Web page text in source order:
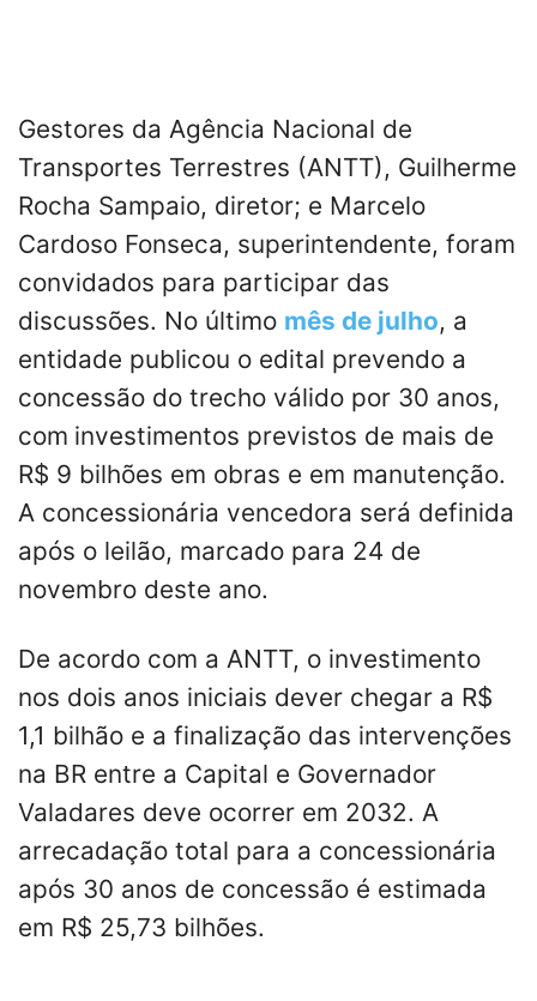
Gestores da Agência Nacional de
Transportes Terrestres (ANTT), Guilherme
Rocha Sampaio, diretor; e Marcelo
Cardoso Fonseca, superintendente, foram
convidados para participar das
discussões. No último mês de julho, a
entidade publicou o edital prevendo a
concessão do trecho válido por 30 anos,
com investimentos previstos de mais de
R$ 9 bilhões em obras e em manutenção.
A concessionária vencedora será definida
após o leilão, marcado para 24 de
novembro deste ano.
De acordo com a ANTT, o investimento
nos dois anos iniciais dever chegar a R$
1,1 bilhão e a finalização das intervenções
na BR entre a Capital e Governador
Valadares deve ocorrer em 2032. A
arrecadação total para a concessionária
após 30 anos de concessão é estimada
em R$ 25,73 bilhões.